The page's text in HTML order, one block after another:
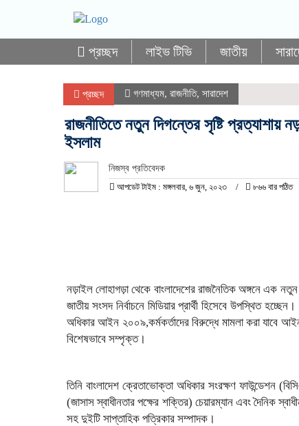
প্রচ্ছদ লাইভ টিভি জাতীয়
প্রচ্ছদ গণমাধ্যম, রাজনীতি, সারাদেশ
রাজনীতিতে নতুন দিগন্তের সৃষ্টি প্রত্যাশায়
ইসলাম
নিজস্ব প্রতিবেদক
আপডেট টাইম : মঙ্গলবার, ৬ জুন, ২০২৩
৮৬৬ বার পঠিত
নড়াইল লোহাগড়া থেকে বাংলাদেশের রাজনৈতিক অঙ্গনে এক
জাতীয় সংসদ নির্বাচনে মিডিয়ার প্রার্থী হিসেবে উপস্থিত
অধিকার আইন ২০০৯,কর্মকর্তাদের বিরুদ্ধে মামলা করা যাবে
বিশেষভাবে সম্পৃক্ত।
তিনি বাংলাদেশ ক্রেতাভোক্তা অধিকার সংরক্ষণ ফাউন্ডেশন
(জাসাস স্বাধীনতার পক্ষের শক্তির) চেয়ারম্যান এবং দৈনিক
সহ দুইটি সাপ্তাহিক পত্রিকার সম্পাদক।